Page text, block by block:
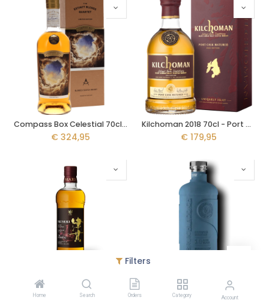
Filters
Home Search Orders Category Account
Compass Box Celestial 70cl - Extinct Blends Kwartet Deel 4
€ 324,95
Kilchoman 2018 70cl - Port Cask
€ 179,95
Mars Tsunuki 70cl - Peated
179,95
Bruichladdich 18y 70cl
€164,95